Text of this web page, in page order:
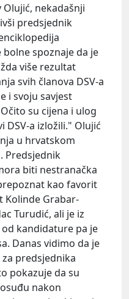
Olujić, nekadašnji
predsjednik
spoznaje da je
više rezultat
svih članova DSV-a
i svoju savjest
su cijena i ulog
DSV-a izložili." Olujić
u hrvatskom
Predsjednik
biti nestranačka
kao favorit
Kolinde Grabar-
Turudić, ali je iz
kandidature pa je
Danas vidimo da je
predsjednika
pokazuje da su
nakon